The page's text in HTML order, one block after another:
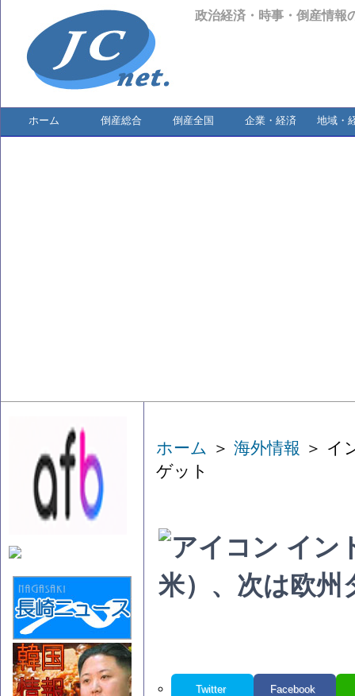
政治経済・時事・倒産情報
ホーム 倒産総合 倒産全国 企業・経済 地域・
ホーム ＞ 海外情報 ＞ イ
ゲット
イン
米）、次は欧州
Twitter Facebook